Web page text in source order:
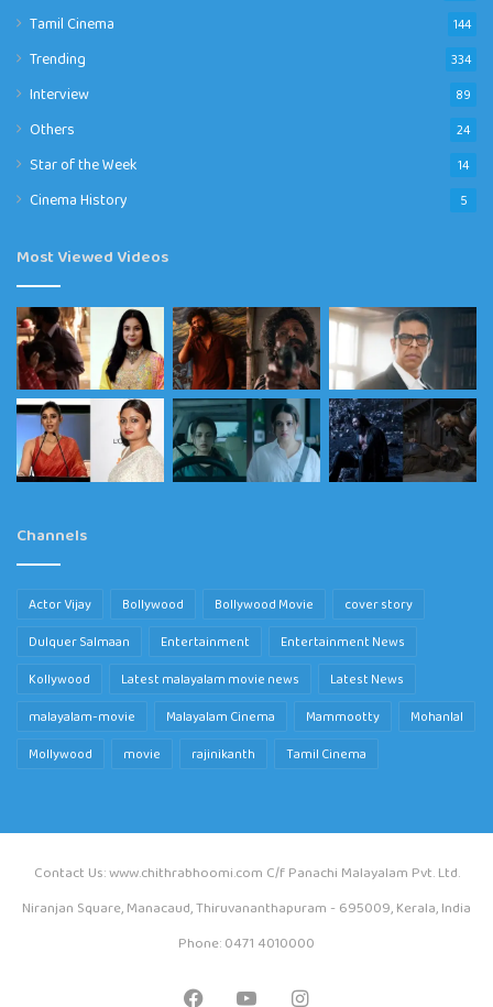
Tamil Cinema 144
Trending 334
Interview 89
Others 24
Star of the Week 14
Cinema History 5
Most Viewed Videos
Channels
Actor Vijay Bollywood Bollywood Movie
cover story
Dulquer Salmaan
Entertainment
Entertainment News
Kollywood
Latest malayalam movie news
Latest News
malayalam-movie
Malayalam Cinema Mammootty
Mohanlal
Mollywood
movie rajinikanth Tamil Cinema
Contact Us: www.chithrabhoomi.com C/f Panachi Malayalam Pvt. Ltd.
Niranjan Square, Manacaud, Thiruvananthapuram - 695009, Kerala, India
Phone: 0471 4010000
FacebookYouTubeInstagram